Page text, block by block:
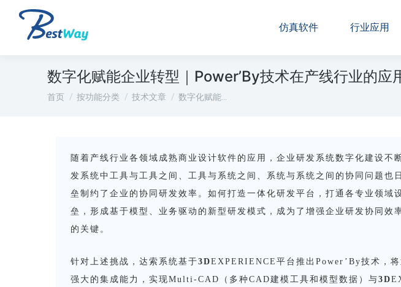
仿真软件 行业应用
数字化赋能企业转型｜Power’By技术在产线行业的应
您在这里：
首页 按功能分类 技术文章 数字化赋能…
随着产线行业各领域成熟商业设计软件的应用，企业研发系统数字化建设不
发系统中工具与工具之间、工具与系统之间、系统与系统之间的协同问题也
垒制约了企业的协同研发效率。如何打造一体化研发平台，打通各专业领域
垒，形成基于模型、业务驱动的新型研发模式，成为了增强企业研发协同效
的关键。
针对上述挑战，达索系统基于3DEXPERIENCE平台推出Power’By技术，将
强大的集成能力，实现Multi-CAD（多种CAD建模工具和模型数据）与3D